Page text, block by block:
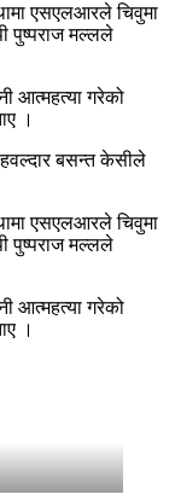
एसएलआरले चिवुमा
पुष्पराज मल्लले
आत्महत्या गरेको
।
बसन्त केसीले
एसएलआरले चिवुमा
पुष्पराज मल्लले
आत्महत्या गरेको
।